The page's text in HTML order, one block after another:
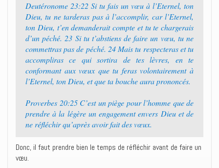
Deutéronome 23:22 Si tu fais un vœu à l’Eternel, ton
Dieu, tu ne tarderas pas à l’accomplir, car l’Eternel,
ton Dieu, t’en demanderait compte et tu te chargerais
d’un péché. 23 Si tu t’abstiens de faire un vœu, tu ne
commettras pas de péché. 24 Mais tu respecteras et tu
accompliras ce qui sortira de tes lèvres, en te
conformant aux vœux que tu feras volontairement à
l’Eternel, ton Dieu, et que ta bouche aura prononcés.
Proverbes 20:25 C’est un piège pour l’homme que de
prendre à la légère un engagement envers Dieu et de
ne réfléchir qu’après avoir fait des vœux.
Donc, il faut prendre bien le temps de réfléchir avant de faire un
vœu.